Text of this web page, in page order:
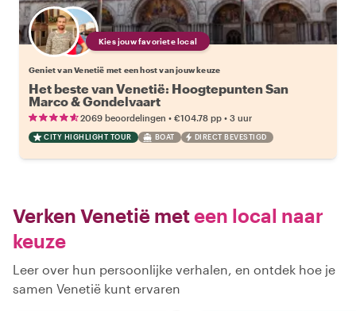
Kies jouw favoriete local
Geniet van Venetië met een host van jouw keuze
Het beste van Venetië: Hoogtepunten San
Marco & Gondelvaart
2069 beoordelingen • €104.78 pp • 3 uur
CITY HIGHLIGHT TOUR BOAT DIRECT BEVESTIGD
Verken Venetië meteen local naar
keuze
Leer over hun persoonlijke verhalen, en ontdek hoe je
samen Venetië kunt ervaren